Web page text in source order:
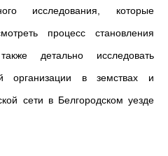
исследования, которые
процесс становления
детально исследовать
организации в земствах и
сети в Белгородском уезде